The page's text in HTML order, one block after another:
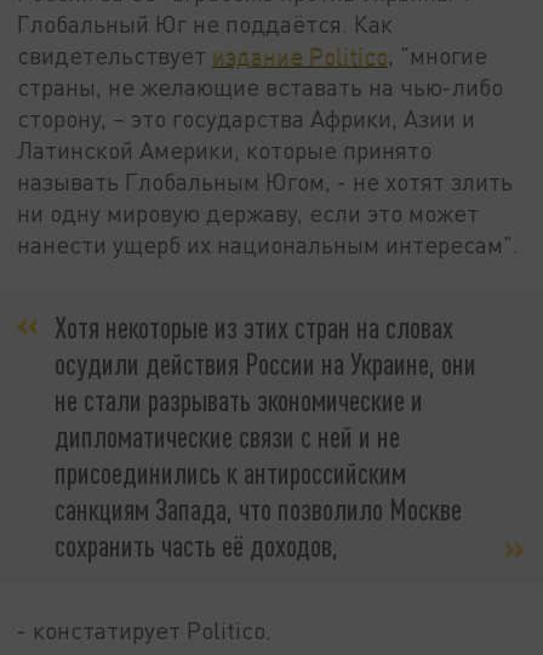
Глобальный Юг не поддаётся. Как
свидетельствует издание Politico, "многие
страны, не желающие вставать на чью-либо
сторону, – это государства Африки, Азии и
Латинской Америки, которые принято
называть Глобальным Югом, - не хотят злить
ни одну мировую державу, если это может
нанести ущерб их национальным интересам".
Хотя некоторые из этих стран на словах
осудили действия России на Украине, они
не стали разрывать экономические и
дипломатические связи с ней и не
присоединились к антироссийским
санкциям Запада, что позволило Москве
сохранить часть её доходов,
- констатирует Politico.